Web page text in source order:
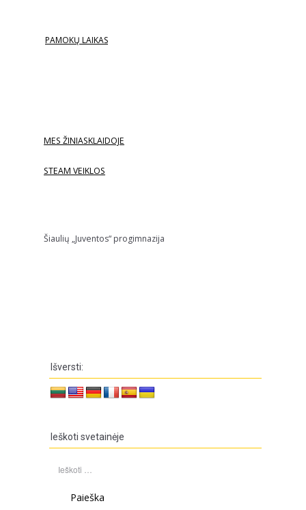
PAMOKŲ LAIKAS
MES ŽINIASKLAIDOJE
STEAM VEIKLOS
Šiaulių „Juventos“ progimnazija
Išversti:
Ieškoti svetainėje